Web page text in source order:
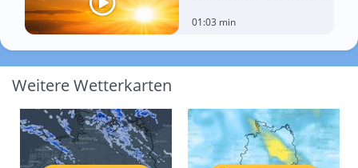
01:03 min
Weitere Wetterkarten